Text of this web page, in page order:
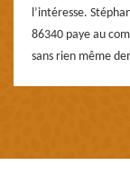
l’intéresse.
86340 paye au
sans rien même